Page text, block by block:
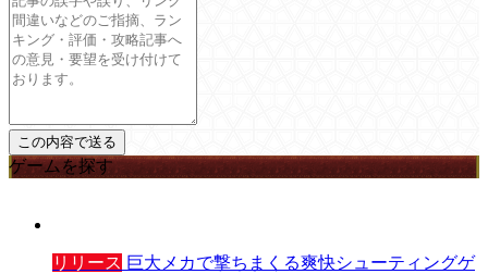
ゲームを探す
リリース 巨大メカで撃ちまくる爽快シューティングゲ